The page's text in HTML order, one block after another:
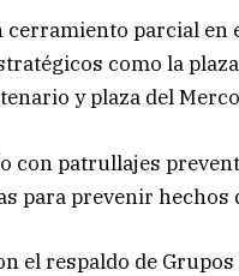
cerramiento parcial
como la
y plaza del
con patrullajes
para prevenir hechos
el respaldo de